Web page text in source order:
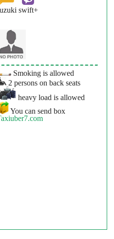
swift+
Smoking is allowed
2 persons on back seats
heavy load is allowed
You can send box